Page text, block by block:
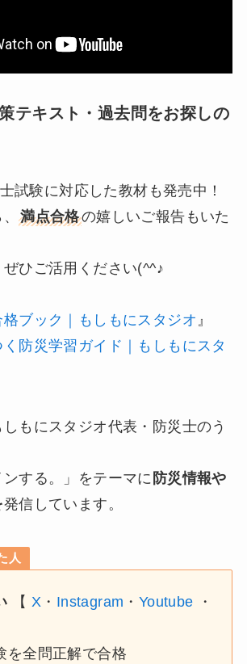
テキスト・過去問をお探しの
試験に対応した教材も発売中！
、満点合格の嬉しいご報告もいた
ひご活用ください(^^♪
格ブック｜もしもにスタジオ 』
防災学習ガイド｜もしもにスタ
もにスタジオ代表・防災士のう
ンする。」をテーマに 防災情報や
発信しています。
人
【 X ・ Instagram ・ Youtube ・
を全問正解で合格